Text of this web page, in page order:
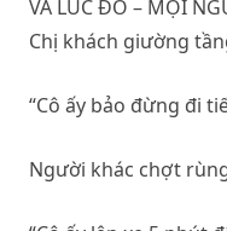
VÀ LÚC ĐÓ – MỌI
Chị khách giường
“Cô ấy bảo đừng đi
Người khác chợt